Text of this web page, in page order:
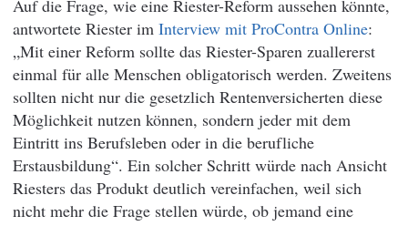
Auf die Frage, wie eine Riester-Reform aussehen könnte,
antwortete Riester im Interview mit ProContra Online:
„Mit einer Reform sollte das Riester-Sparen zuallererst
einmal für alle Menschen obligatorisch werden. Zweitens
sollten nicht nur die gesetzlich Rentenversicherten diese
Möglichkeit nutzen können, sondern jeder mit dem
Eintritt ins Berufsleben oder in die berufliche
Erstausbildung“. Ein solcher Schritt würde nach Ansicht
Riesters das Produkt deutlich vereinfachen, weil sich
nicht mehr die Frage stellen würde, ob jemand eine